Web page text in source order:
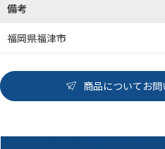
備考
福岡県福津市
商品についてお